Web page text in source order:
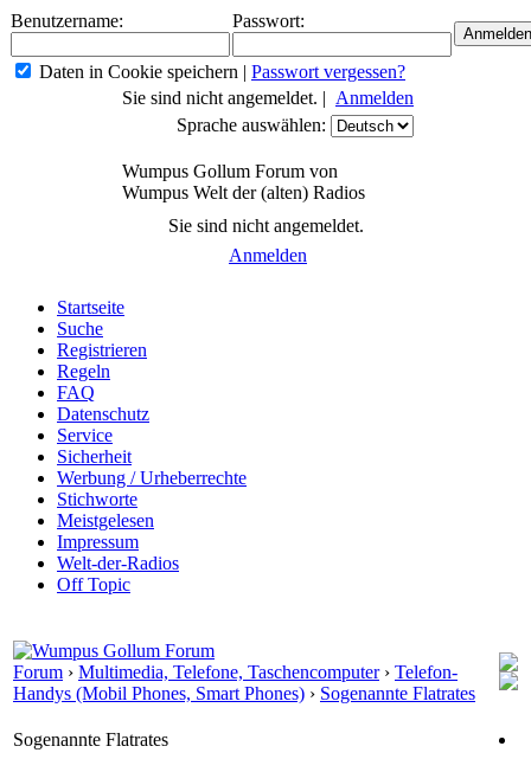
Benutzername: Passwort:
Daten in Cookie speichern | Passwort vergessen?
Sie sind nicht angemeldet. | Anmelden
Sprache auswählen:
Wumpus Gollum Forum von
Wumpus Welt der (alten) Radios
Sie sind nicht angemeldet.
Anmelden
Startseite
Suche
Registrieren
Regeln
FAQ
Datenschutz
Service
Sicherheit
Werbung / Urheberrechte
Stichworte
Meistgelesen
Impressum
Welt-der-Radios
Off Topic
Forum › Multimedia, Telefone, Taschencomputer› Telefon-
Handys (Mobil Phones, Smart Phones) › Sogenannte Flatrates
Sogenannte Flatrates